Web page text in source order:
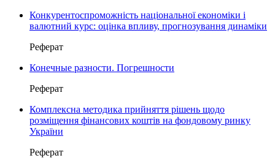
Конкурентоспроможність національної економіки і
валютний курс: оцінка впливу, прогнозування динаміки
Реферат
Конечные разности. Погрешности
Реферат
Комплексна методика прийняття рішень щодо
розміщення фінансових коштів на фондовому ринку
України
Реферат